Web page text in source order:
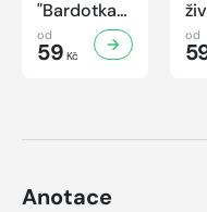
"Bardotka"
Jana
Brejchová
Mezi slávou
od
59 Kč
od
Anotace